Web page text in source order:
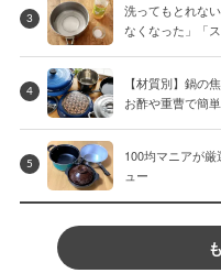
3
洗ってもとれな
なくなった」「
4
【材質別】鍋の
お酢や重曹で簡
5
100均マニアが
ュー